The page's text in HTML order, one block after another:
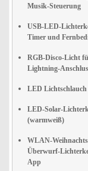
Musik-Steuerung
USB-LED-
Timer und
RGB-Disco-Licht
Lightning-
LED Lichtschlauch
LED-Solar-
(warmweiß)
WLAN-
Überwurf-
App